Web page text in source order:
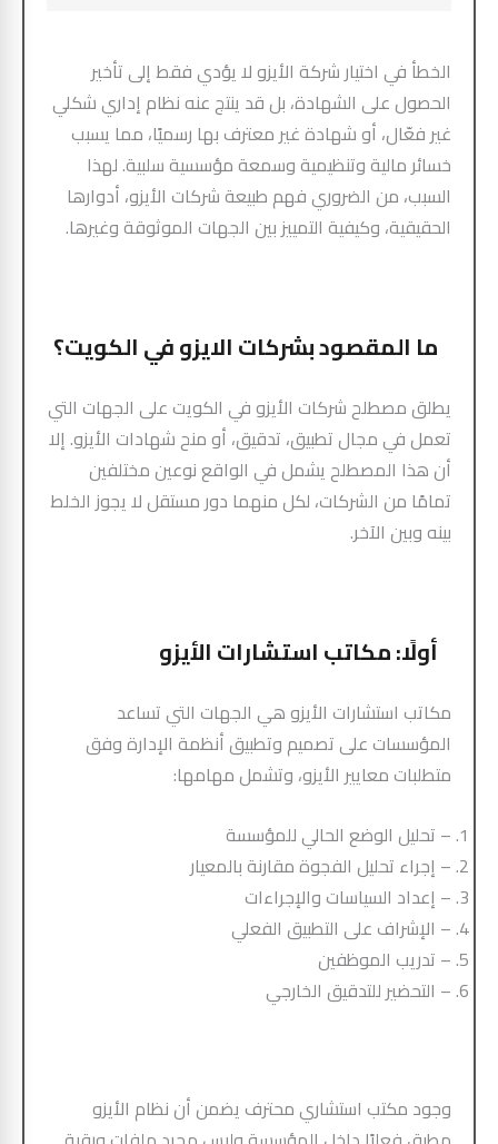
الخطأ في اختيار شركة الأيزو لا يؤدي فقط إلى تأخير
الحصول على الشهادة، بل قد ينتج عنه نظام إداري شكلي
غير فعّال، أو شهادة غير معترف بها رسميًا، مما يسبب
خسائر مالية وتنظيمية وسمعة مؤسسية سلبية. لهذا
السبب، من الضروري فهم طبيعة شركات الأيزو، أدوارها
الحقيقية، وكيفية التمييز بين الجهات الموثوقة وغيرها.
ما المقصود بشركات الايزو في الكويت؟
يطلق مصطلح شركات الأيزو في الكويت على الجهات التي
تعمل في مجال تطبيق، تدقيق، أو منح شهادات الأيزو. إلا
أن هذا المصطلح يشمل في الواقع نوعين مختلفين
تمامًا من الشركات، لكل منهما دور مستقل لا يجوز الخلط
بينه وبين الآخر.
أولًا: مكاتب استشارات الأيزو
مكاتب استشارات الأيزو هي الجهات التي تساعد
المؤسسات على تصميم وتطبيق أنظمة الإدارة وفق
متطلبات معايير الأيزو، وتشمل مهامها:
– تحليل الوضع الحالي للمؤسسة
– إجراء تحليل الفجوة مقارنة بالمعيار
– إعداد السياسات والإجراءات
– الإشراف على التطبيق الفعلي
– تدريب الموظفين
– التحضير للتدقيق الخارجي
وجود مكتب استشاري محترف يضمن أن نظام الأيزو